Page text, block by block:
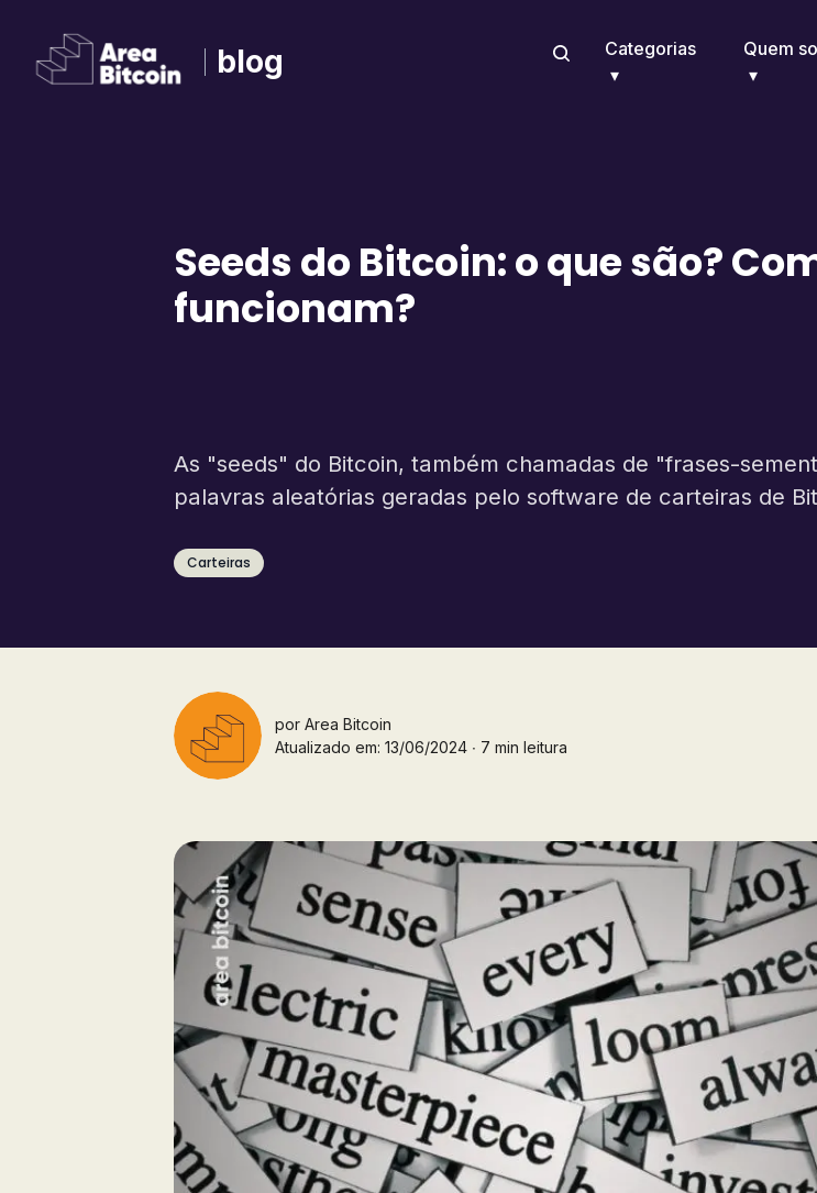
blog Categorias Quem
Seeds do Bitcoin: o que são?
funcionam?
As "seeds" do Bitcoin, também chamadas de "frases-
palavras aleatórias geradas pelo software de carteiras de
Carteiras
por Area Bitcoin
Atualizado em: 13/06/2024 ∙ 7 min leitura